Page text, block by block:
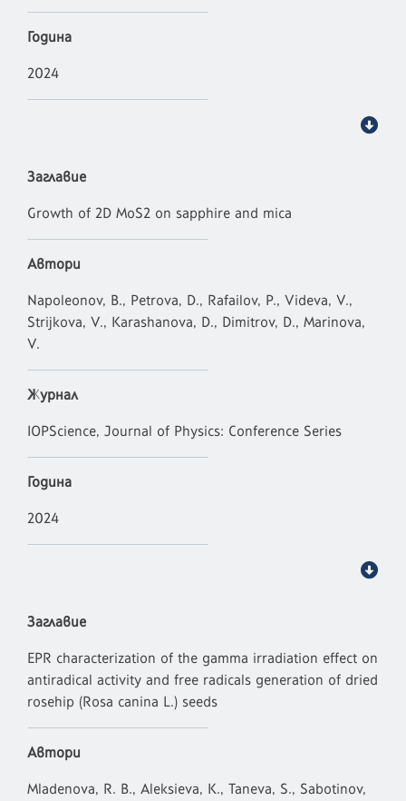
Година
2024
Заглавие
Growth of 2D MoS2 on sapphire and mica
Автори
Napoleonov, B., Petrova, D., Rafailov, P., Videva, V.,
Strijkova, V., Karashanova, D., Dimitrov, D., Marinova,
V.
Журнал
IOPScience, Journal of Physics: Conference Series
Година
2024
Заглавие
EPR characterization of the gamma irradiation effect on
antiradical activity and free radicals generation of dried
rosehip (Rosa canina L.) seeds
Автори
Mladenova, R. B., Aleksieva, K., Taneva, S., Sabotinov,